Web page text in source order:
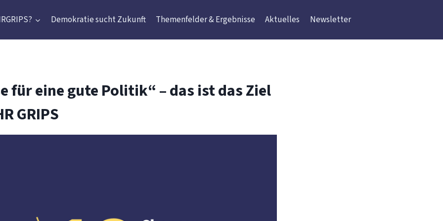
Demokratie sucht Zukunft Themenfelder & Ergebnisse Aktuelles Newsletter
für eine gute Politik“ – das ist das Ziel
GRIPS